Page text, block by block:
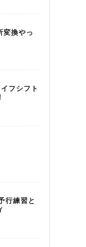
換やっ
フシフト
行練習と